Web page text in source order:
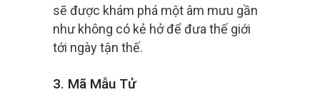
sẽ được khám phá một âm mưu gần
như không có kẻ hở để đưa thế giới
tới ngày tận thế.
3. Mã Mẫu Tử